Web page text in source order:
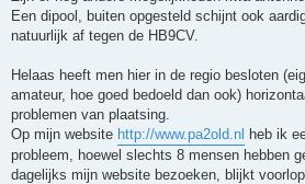
Een dipool, buiten opgesteld schijnt ook
natuurlijk af tegen de HB9CV.
Helaas heeft men hier in de regio besloten
amateur, hoe goed bedoeld dan ook)
problemen van plaatsing.
Op mijn website http://www.pa2old.nl heb ik
probleem, hoewel slechts 8 mensen hebben
dagelijks mijn website bezoeken, blijkt